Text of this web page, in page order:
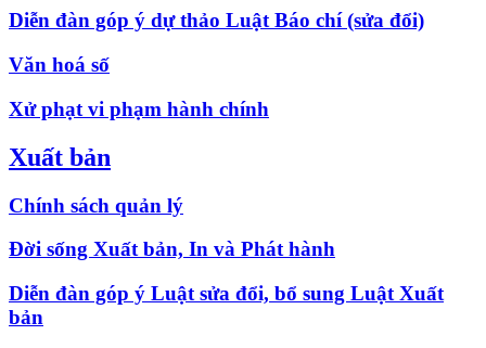
Diễn đàn góp ý dự thảo Luật Báo chí (sửa đổi)
Văn hoá số
Xử phạt vi phạm hành chính
Xuất bản
Chính sách quản lý
Đời sống Xuất bản, In và Phát hành
Diễn đàn góp ý Luật sửa đổi, bổ sung Luật Xuất
bản